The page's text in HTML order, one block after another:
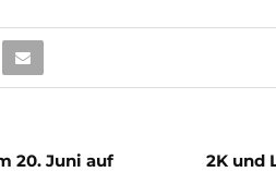
20. Juni auf
2K und